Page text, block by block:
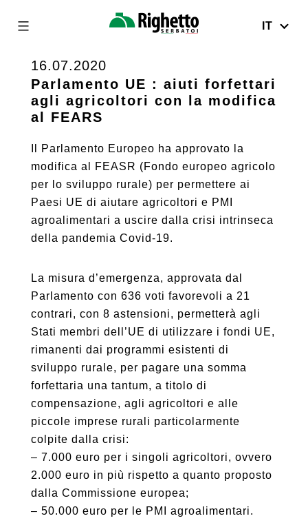
content
Righetto
IT
16.07.2020
Parlamento UE : aiuti forfettari
agli agricoltori con la modifica
al FEARS
Il Parlamento Europeo ha approvato la
modifica al FEASR (Fondo europeo agricolo
per lo sviluppo rurale) per permettere ai
Paesi UE di aiutare agricoltori e PMI
agroalimentari a uscire dalla crisi intrinseca
della pandemia Covid-19.
La misura d’emergenza, approvata dal
Parlamento con 636 voti favorevoli a 21
contrari, con 8 astensioni, permetterà agli
Stati membri dell’UE di utilizzare i fondi UE,
rimanenti dai programmi esistenti di
sviluppo rurale, per pagare una somma
forfettaria una tantum, a titolo di
compensazione, agli agricoltori e alle
piccole imprese rurali particolarmente
colpite dalla crisi:
– 7.000 euro per i singoli agricoltori, ovvero
2.000 euro in più rispetto a quanto proposto
dalla Commissione europea;
– 50.000 euro per le PMI agroalimentari.